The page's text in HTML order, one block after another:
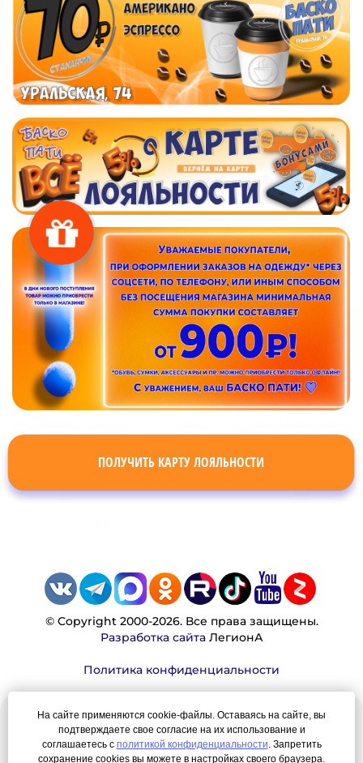
ПОЛУЧИТЬ КАРТУ ЛОЯЛЬНОСТИ
© Copyright 2000-2026. Все права защищены.
Разработка сайтаЛегионА
Политика конфиденциальности
Наша миссия:
На сайте применяются cookie-файлы. Оставаясь на сайте, вы
подтверждаете свое согласие на их использование и
соглашаетесь с политикой конфиденциальности. Запретить
сохранение cookies вы можете в настройках своего браузера.